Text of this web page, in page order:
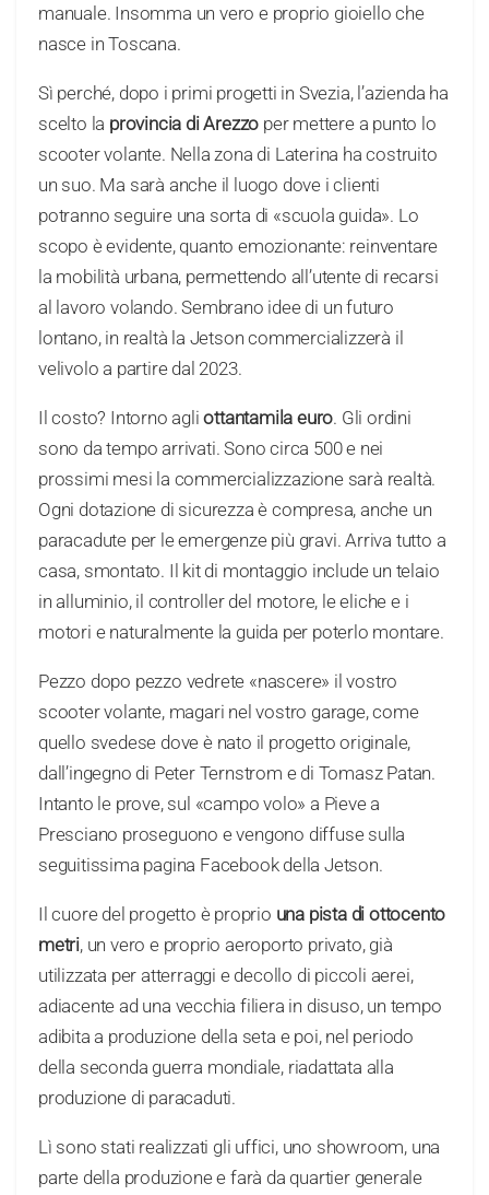
manuale. Insomma un vero e proprio gioiello che
nasce in Toscana.
Sì perché, dopo i primi progetti in Svezia, l’azienda ha
scelto la provincia di Arezzo per mettere a punto lo
scooter volante. Nella zona di Laterina ha costruito
un suo. Ma sarà anche il luogo dove i clienti
potranno seguire una sorta di «scuola guida». Lo
scopo è evidente, quanto emozionante: reinventare
la mobilità urbana, permettendo all’utente di recarsi
al lavoro volando. Sembrano idee di un futuro
lontano, in realtà la Jetson commercializzerà il
velivolo a partire dal 2023.
Il costo? Intorno agliottantamila euro. Gli ordini
sono da tempo arrivati. Sono circa 500 e nei
prossimi mesi la commercializzazione sarà realtà.
Ogni dotazione di sicurezza è compresa, anche un
paracadute per le emergenze più gravi. Arriva tutto a
casa, smontato. Il kit di montaggio include un telaio
in alluminio, il controller del motore, le eliche e i
motori e naturalmente la guida per poterlo montare.
Pezzo dopo pezzo vedrete «nascere» il vostro
scooter volante, magari nel vostro garage, come
quello svedese dove è nato il progetto originale,
dall’ingegno di Peter Ternstrom e di Tomasz Patan.
Intanto le prove, sul «campo volo» a Pieve a
Presciano proseguono e vengono diffuse sulla
seguitissima pagina Facebook della Jetson.
Il cuore del progetto è proprio una pista di ottocento
metri, un vero e proprio aeroporto privato, già
utilizzata per atterraggi e decollo di piccoli aerei,
adiacente ad una vecchia filiera in disuso, un tempo
adibita a produzione della seta e poi, nel periodo
della seconda guerra mondiale, riadattata alla
produzione di paracaduti.
Lì sono stati realizzati gli uffici, uno showroom, una
parte della produzione e farà da quartier generale